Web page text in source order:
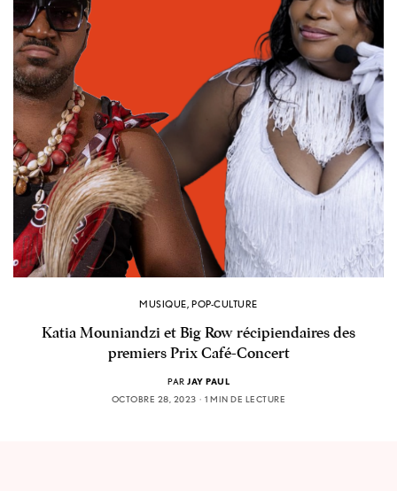
MUSIQUE, POP-CULTURE
Katia Mouniandzi et Big Row récipiendaires des
premiers Prix Café-Concert
PAR JAY PAUL
OCTOBRE 28, 2023
1 MIN DE LECTURE